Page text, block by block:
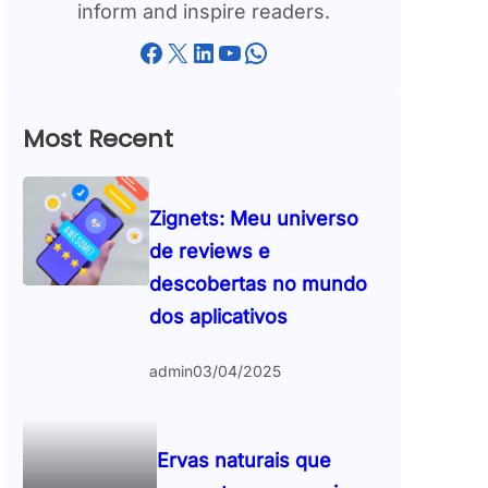
inform and inspire readers.
Facebook X LinkedIn YouTube WhatsApp
Most Recent
Zignets: Meu universo
de reviews e
descobertas no mundo
dos aplicativos
admin03/04/2025
Ervas naturais que